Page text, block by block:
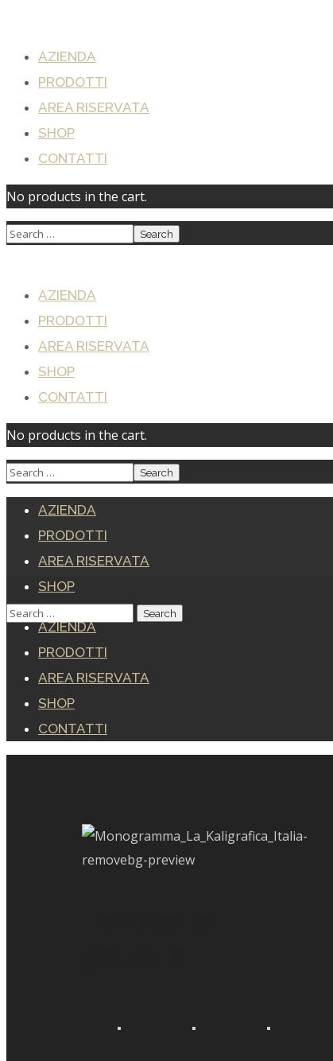
AZIENDA
PRODOTTI
AREA RISERVATA
SHOP
CONTATTI
No products in the cart.
AZIENDA
PRODOTTI
AREA RISERVATA
SHOP
CONTATTI
No products in the cart.
AZIENDA
PRODOTTI
AREA RISERVATA
SHOP
CONTATTI
AZIENDA
PRODOTTI
AREA RISERVATA
SHOP
CONTATTI